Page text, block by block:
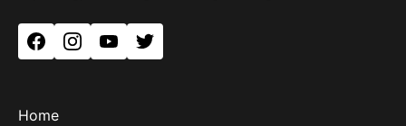
FacebookInstagramYouTubeTwitter
Home